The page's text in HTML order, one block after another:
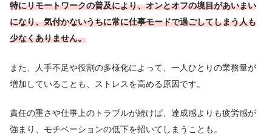
特にリモートワークの普及により、オンとオフの境目があいまい
になり、気付かないうちに常に仕事モードで過ごしてしまう人も
少なくありません。
また、人手不足や役割の多様化によって、一人ひとりの業務量が
増加していることも、ストレスを高める原因です。
責任の重さや仕事上のトラブルが続けば、達成感よりも疲労感が
強まり、モチベーションの低下を招いてしまうことも。